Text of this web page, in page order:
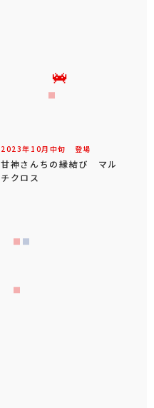
2023年 10月 中旬 登場
甘神さんちの縁結び マル
チクロス